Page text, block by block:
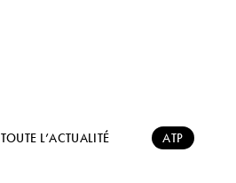
TOUTE L’ACTUALITÉ ATP